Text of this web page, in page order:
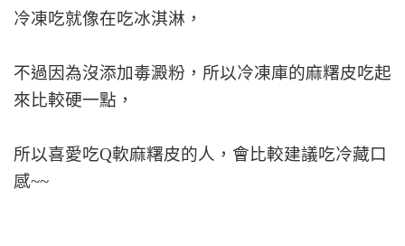
冷凍吃就像在吃冰淇淋，
不過因為沒添加毒澱粉，所以冷凍庫的麻糬皮吃起
來比較硬一點，
所以喜愛吃Q軟麻糬皮的人，會比較建議吃冷藏口
感~~